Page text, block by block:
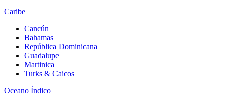
Caribe
Cancún
Bahamas
República Dominicana
Guadalupe
Martinica
Turks & Caicos
Oceano Índico